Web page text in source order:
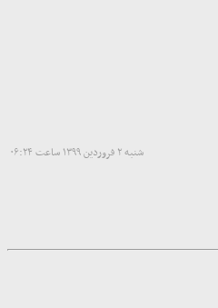
شنبه ۲ فروردین ۱۳۹۹ ساعت ۰۶:۲۴